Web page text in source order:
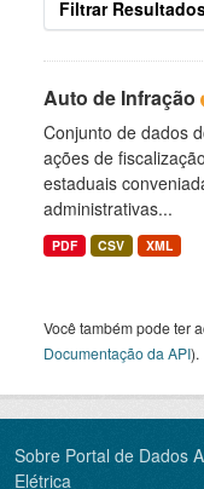
Filtrar
Auto de Infração
Conjunto de dados
ações de
estaduais
administrativas...
PDF CSV XML
Você também pode ter
Documentação da API).
Sobre Portal de Dados
Elétrica